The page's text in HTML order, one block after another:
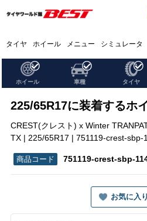
タイヤ ホイール メニュー シミュレータ
ホイール 車種 タイヤ
225/65R17に装着するホ
CREST(クレスト) x Winter
TX | 225/65R17 | 751119-crest-sbp-
751119-crest-sbp-
お気に入